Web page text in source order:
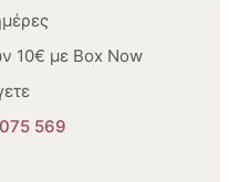
10€ με Box Now
569